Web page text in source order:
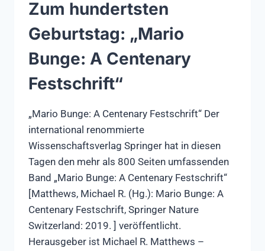
Zum hundertsten
Geburtstag: „Mario
Bunge: A Centenary
Festschrift“
„Mario Bunge: A Centenary Festschrift“ Der
international renommierte
Wissenschaftsverlag Springer hat in diesen
Tagen den mehr als 800 Seiten umfassenden
Band „Mario Bunge: A Centenary Festschrift“
[Matthews, Michael R. (Hg.): Mario Bunge: A
Centenary Festschrift, Springer Nature
Switzerland: 2019. ] veröffentlicht.
Herausgeber ist Michael R. Matthews –